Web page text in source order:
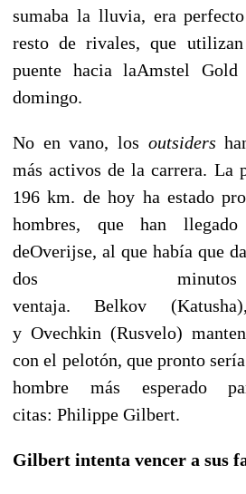
sumaba la lluvia, era
resto de rivales, que
puente hacia laAmstel
domingo.
No en vano, los outsiders
más activos de la carrera. La
196 km. de hoy ha estado
hombres, que han
deOverijse, al que había que
dos
ventaja. Belkov
y Ovechkin (Rusvelo)
con el pelotón, que pronto
hombre más esperado
citas: Philippe Gilbert.
Gilbert intenta vencer a sus